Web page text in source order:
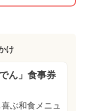
け
ん」食事券
ぶ和食メニュ